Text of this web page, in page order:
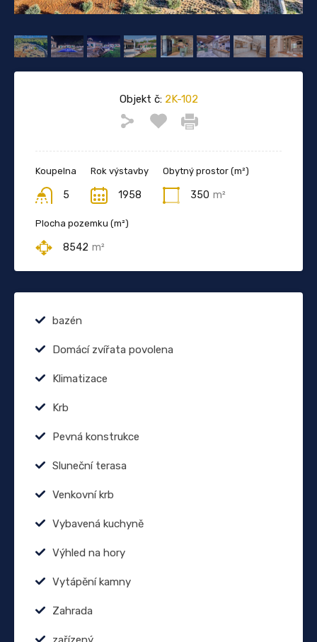
Objekt č:2K-102
Koupelna
5
Rok výstavby
1958
Obytný prostor (m²)
350 m²
Plocha pozemku (m²)
8542 m²
bazén
Domácí zvířata povolena
Klimatizace
Krb
Pevná konstrukce
Sluneční terasa
Venkovní krb
Vybavená kuchyně
Výhled na hory
Vytápění kamny
Zahrada